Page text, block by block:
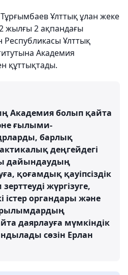
Ұлттық ұлан жеке
жылғы 2 ақпандағы
Ұлттық
Академия
құттықтады.
Академия болып қайта
ғылыми-
барлық
деңгейдегі
дайындаудың
қоғамдық қауіпсіздік
жүргізуге,
істер органдары және
даярлауға мүмкіндік
сөзін Ерлан